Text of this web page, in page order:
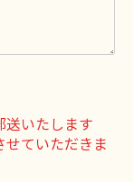
いたします
ていただきま